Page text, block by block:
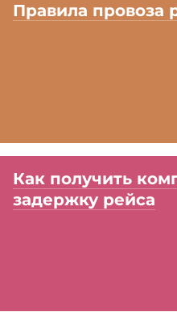
Правила провоза
Как получить
задержку рейса